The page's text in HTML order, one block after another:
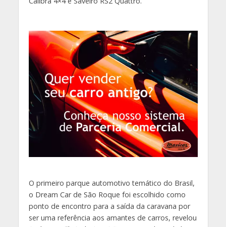
O primeiro parque automotivo temático do Brasil,
o Dream Car de São Roque foi escolhido como
ponto de encontro para a saída da caravana por
ser uma referência aos amantes de carros, revelou